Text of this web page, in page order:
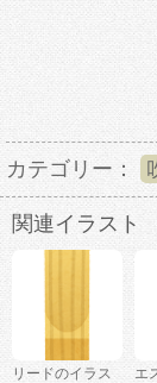
カテゴリー：
関連イラスト
リードのイラス
エ